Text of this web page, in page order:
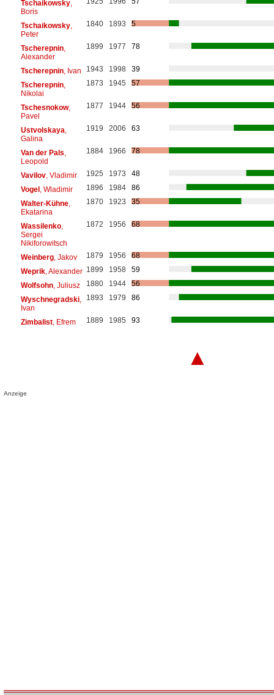
Tschaikowsky,
Boris
Tschaikowsky,
Peter
1840 1893 5
Tscherepnin,
Alexander
1899 1977 78
Tscherepnin, Ivan 1943 1998
39
Tscherepnin,
Nikolai
1873 1945 57
Tschesnokow,
Pavel
1877 1944 56
Ustvolskaya
Galina
1919 2006 63
Van der Pals
Leopold
1884 1966 78
Vavilov, Vladimir 1925 1973
48
Vogel, Wladimir 1896 1984
86
Walter-Kühne,
Ekatarina
1870 1923 35
Wassilenko,
Sergei
Nikiforowitsch
1872 1956 68
Weinberg, Jakov 1879 1956
68
Weprik, Alexander 1899 1958
59
Wolfsohn, Juliusz 1880 1944
56
Wyschnegradski,
Ivan
1893 1979 86
Zimbalist, Efrem 1889 1985 93
▲
Anzeige